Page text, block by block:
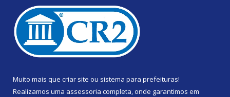
Muito mais que criar site ou sistema para prefeituras!
Realizamos uma assessoria completa, onde garantimos em